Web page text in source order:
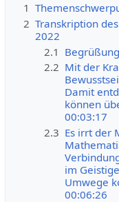
1
2 Transkription
2022
2.1
2.2 Mit der
Damit
können
00:03:17
2.3 Es irrt der
im
Umwege
00:06:26